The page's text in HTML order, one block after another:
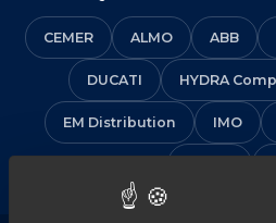
CEMER ALMO ABB
DUCATI HYDRA
EM Distribution IMO